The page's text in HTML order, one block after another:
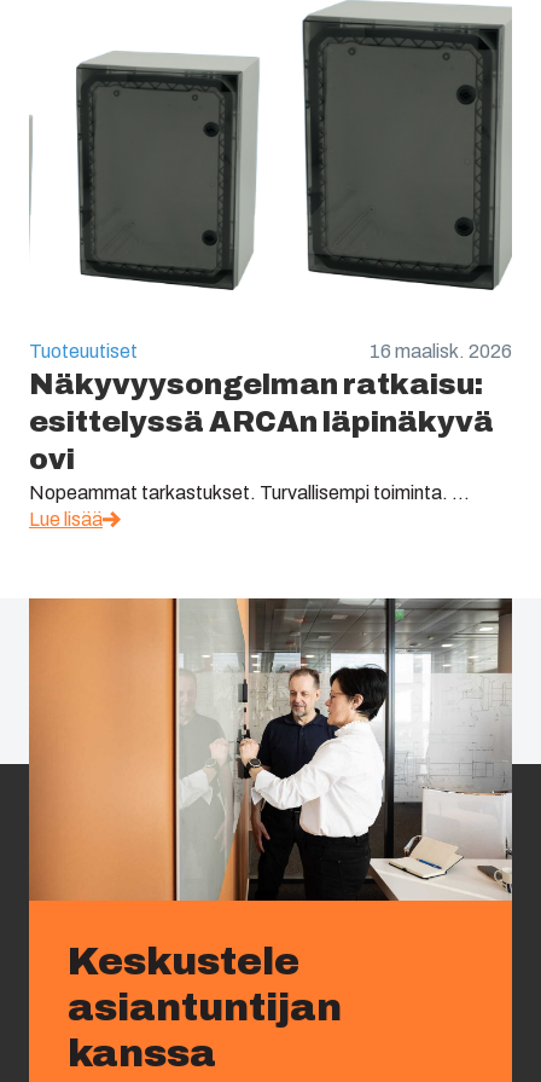
Tuoteuutiset 16 maalisk. 2026
Näkyvyysongelman ratkaisu:
esittelyssä ARCAn läpinäkyvä
ovi
Nopeammat tarkastukset. Turvallisempi toiminta. ...
Lue lisää
Keskustele
asiantuntijan
kanssa